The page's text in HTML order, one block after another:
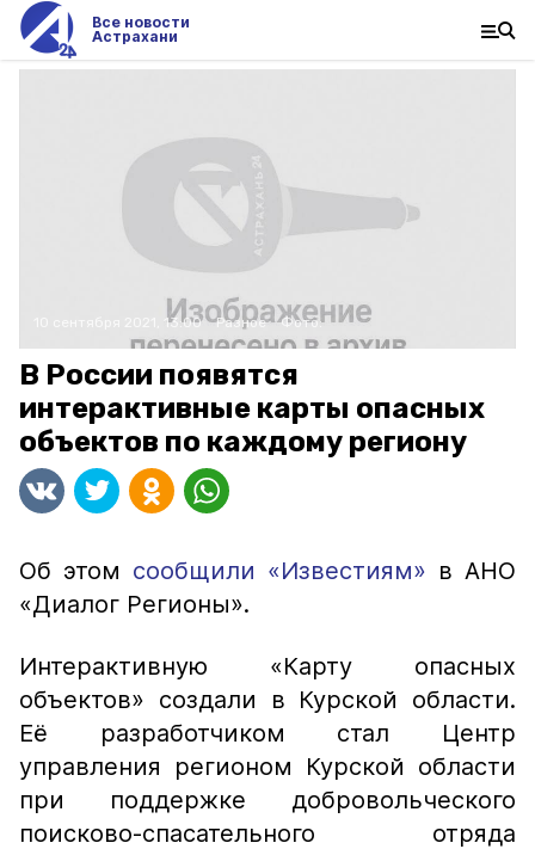
Все новости
Астрахани
10 сентября 2021, 13:00 Разное Фото:
В России появятся
интерактивные карты опасных
объектов по каждому региону
Об этом сообщили «Известиям» в АНО
«Диалог Регионы».
Интерактивную «Карту опасных
объектов» создали в Курской области.
Её разработчиком стал Центр
управления регионом Курской области
при поддержке добровольческого
поисково-спасательного отряда